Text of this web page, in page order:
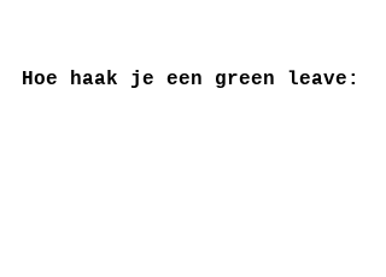
Hoe haak je een green leave: